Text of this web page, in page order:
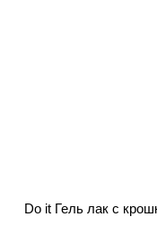
Do it Гель лак с